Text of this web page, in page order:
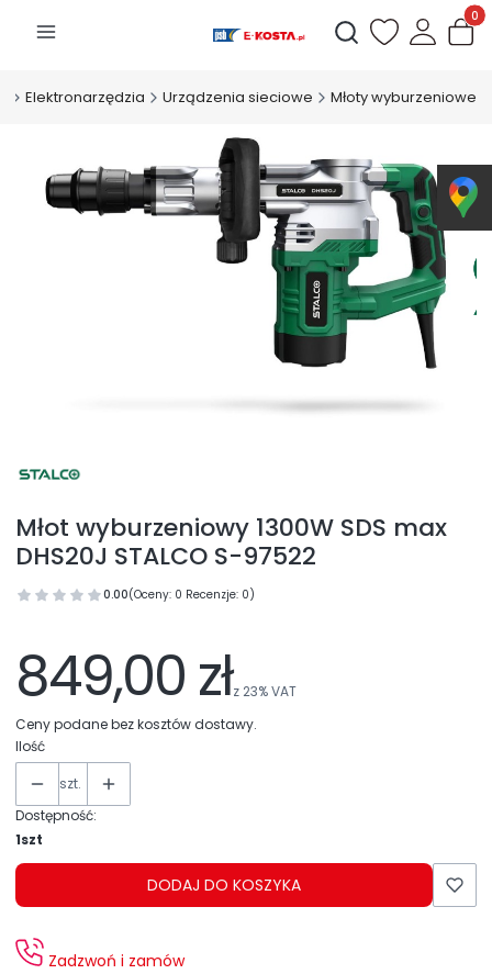
Otwórz wyszukiwarkę
Elektronarzędzia Urządzenia sieciowe Młoty wyburzeniowe
Młot wyburzeniowy 1300W SDS max
DHS20J STALCO S-97522
0.00(Oceny: 0 Recenzje: 0)
849,00 złz 23%VAT
Ceny podane bez kosztów dostawy.
Ilość
szt.
Dostępność:
1szt
DODAJ DO KOSZYKA
Zadzwoń i zamów